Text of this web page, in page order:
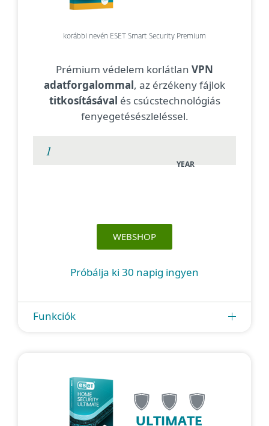
korábbi nevén ESET Smart Security Premium
Prémium védelem korlátlan VPN
adatforgalommal, az érzékeny fájlok
titkosításával és csúcstechnológiás
fenyegetésészleléssel.
YEAR
WEBSHOP
Próbálja ki 30 napig ingyen
Funkciók
ULTIMATE